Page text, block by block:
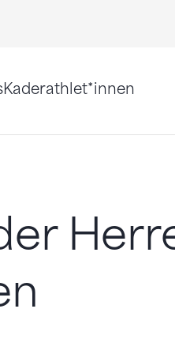
Kaderathlet*innen